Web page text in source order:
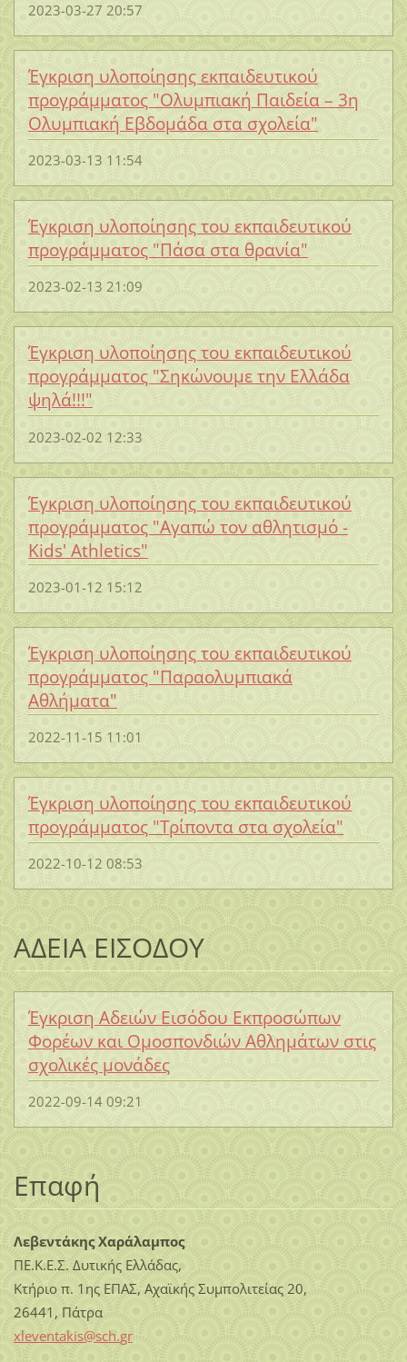
2023-03-27 20:57
Έγκριση υλοποίησης εκπαιδευτικού
προγράμματος "Ολυμπιακή Παιδεία – 3η
Ολυμπιακή Εβδομάδα στα σχολεία"
2023-03-13 11:54
Έγκριση υλοποίησης του εκπαιδευτικού
προγράμματος "Πάσα στα θρανία"
2023-02-13 21:09
Έγκριση υλοποίησης του εκπαιδευτικού
προγράμματος "Σηκώνουμε την Ελλάδα
ψηλά!!!"
2023-02-02 12:33
Έγκριση υλοποίησης του εκπαιδευτικού
προγράμματος "Αγαπώ τον αθλητισμό -
Kids' Athletics"
2023-01-12 15:12
Έγκριση υλοποίησης του εκπαιδευτικού
προγράμματος "Παραολυμπιακά
Αθλήματα"
2022-11-15 11:01
Έγκριση υλοποίησης του εκπαιδευτικού
προγράμματος "Τρίποντα στα σχολεία"
2022-10-12 08:53
ΑΔΕΙΑ ΕΙΣΟΔΟΥ
Έγκριση Αδειών Εισόδου Εκπροσώπων
Φορέων και Ομοσπονδιών Αθλημάτων στις
σχολικές μονάδες
2022-09-14 09:21
Επαφή
Λεβεντάκης Χαράλαμπος
ΠΕ.Κ.Ε.Σ. Δυτικής Ελλάδας,
Κτήριο π. 1ης ΕΠΑΣ, Αχαϊκής Συμπολιτείας 20,
26441, Πάτρα
xleventakis@sch.gr